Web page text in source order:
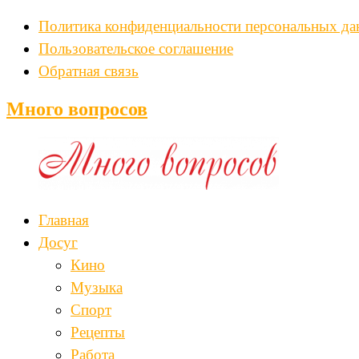
Политика конфиденциальности персональных
Пользовательское соглашение
Обратная связь
Много вопросов
Главная
Досуг
Кино
Музыка
Спорт
Рецепты
Работа